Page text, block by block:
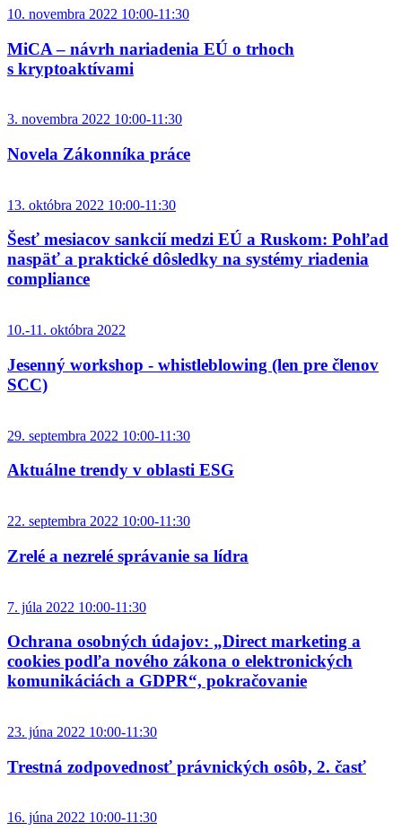
10. novembra 2022 10:00-11:30
MiCA – návrh nariadenia EÚ o trhoch
s kryptoaktívami
3. novembra 2022 10:00-11:30
Novela Zákonníka práce
13. októbra 2022 10:00-11:30
Šesť mesiacov sankcií medzi EÚ a Ruskom: Pohľad
naspäť a praktické dôsledky na systémy riadenia
compliance
10.-11. októbra 2022
Jesenný workshop - whistleblowing (len pre členov
SCC)
29. septembra 2022 10:00-11:30
Aktuálne trendy v oblasti ESG
22. septembra 2022 10:00-11:30
Zrelé a nezrelé správanie sa lídra
7. júla 2022 10:00-11:30
Ochrana osobných údajov: „Direct marketing a
cookies podľa nového zákona o elektronických
komunikáciách a GDPR“, pokračovanie
23. júna 2022 10:00-11:30
Trestná zodpovednosť právnických osôb, 2. časť
16. júna 2022 10:00-11:30